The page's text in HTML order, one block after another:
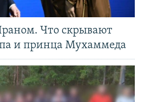
Что скрывают
и принца Мухаммеда